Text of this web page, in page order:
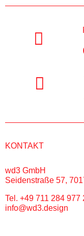
KONTAKT
wd3 GmbH
Seidenstraße 57,
Tel. +49 711 284 977
info@wd3.design